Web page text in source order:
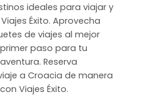
ideales para viajar y
Éxito. Aprovecha
de viajes al mejor
paso para tu
Reserva
a Croacia de manera
Viajes Éxito.